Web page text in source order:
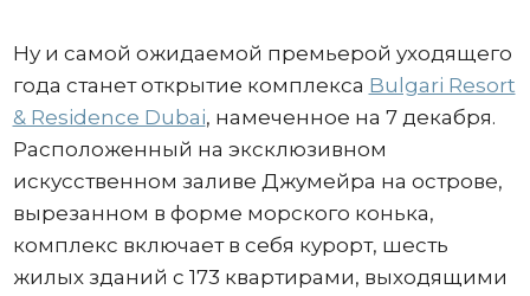
Ну и самой ожидаемой премьерой уходящего
года станет открытие комплекса Bulgari Resort
& Residence Dubai, намеченное на 7 декабря.
Расположенный на эксклюзивном
искусственном заливе Джумейра на острове,
вырезанном в форме морского конька,
комплекс включает в себя курорт, шесть
жилых зданий с 173 квартирами, выходящими